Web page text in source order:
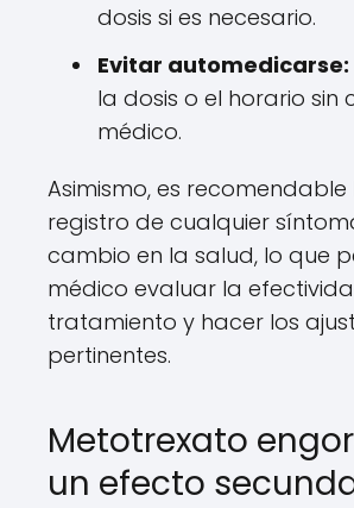
dosis si es necesario.
Evitar automedicarse:
la dosis o el horario sin
médico.
Asimismo, es recomendable
registro de cualquier
cambio en la salud, lo que
médico evaluar la
tratamiento y hacer los
pertinentes.
Metotrexato
un efecto